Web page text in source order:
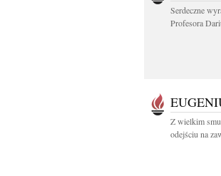
Serdeczne
Profesora
Z wielkim
odejściu na